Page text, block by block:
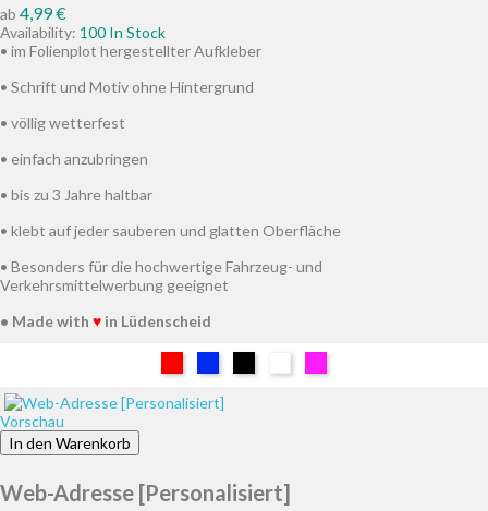
ab Preis
4,99 €
Availability: 100 In Stock
• im Folienplot hergestellter Aufkleber
• Schrift und Motiv ohne Hintergrund
• völlig wetterfest
• einfach anzubringen
• bis zu 3 Jahre haltbar
• klebt auf jeder sauberen und glatten Oberfläche
• Besonders für die hochwertige Fahrzeug- und
Verkehrsmittelwerbung geeignet
• Made with ♥ in Lüdenscheid
Vorschau
In den Warenkorb
Web-Adresse [Personalisiert]